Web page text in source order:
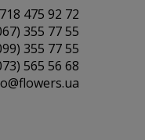
475 92 72
355 77 55
355 77 55
565 56 68